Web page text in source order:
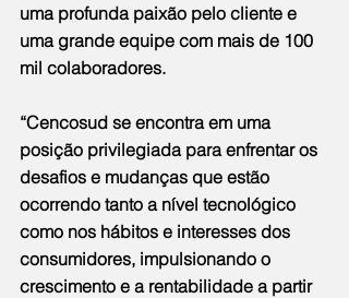
uma profunda paixão pelo cliente e
uma grande equipe com mais de 100
mil colaboradores.
“Cencosud se encontra em uma
posição privilegiada para enfrentar os
desafios e mudanças que estão
ocorrendo tanto a nível tecnológico
como nos hábitos e interesses dos
consumidores, impulsionando o
crescimento e a rentabilidade a partir